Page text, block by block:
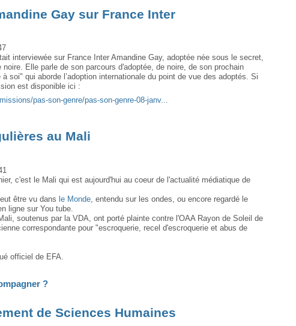
Gay sur France Inter
interviewée sur France Inter Amandine Gay, adoptée née sous le secret,
Elle parle de son parcours d'adoptée, de noire, de son prochain
soi" qui aborde l’adoption internationale du point de vue des adoptés. Si
est disponible ici :
pas-son-genre/pas-son-genre-08-janv...
au Mali
c'est le Mali qui est aujourd'hui au coeur de l'actualité médiatique de
être vu dansle Monde , entendu sur les ondes, ou encore regardé le
ligne sur You tube.
soutenus par la VDA, ont porté plainte contre l'OAA Rayon de Soleil de
correspondante pour "escroquerie, recel d'escroquerie et abus de
officiel de EFA.
?
de Sciences Humaines